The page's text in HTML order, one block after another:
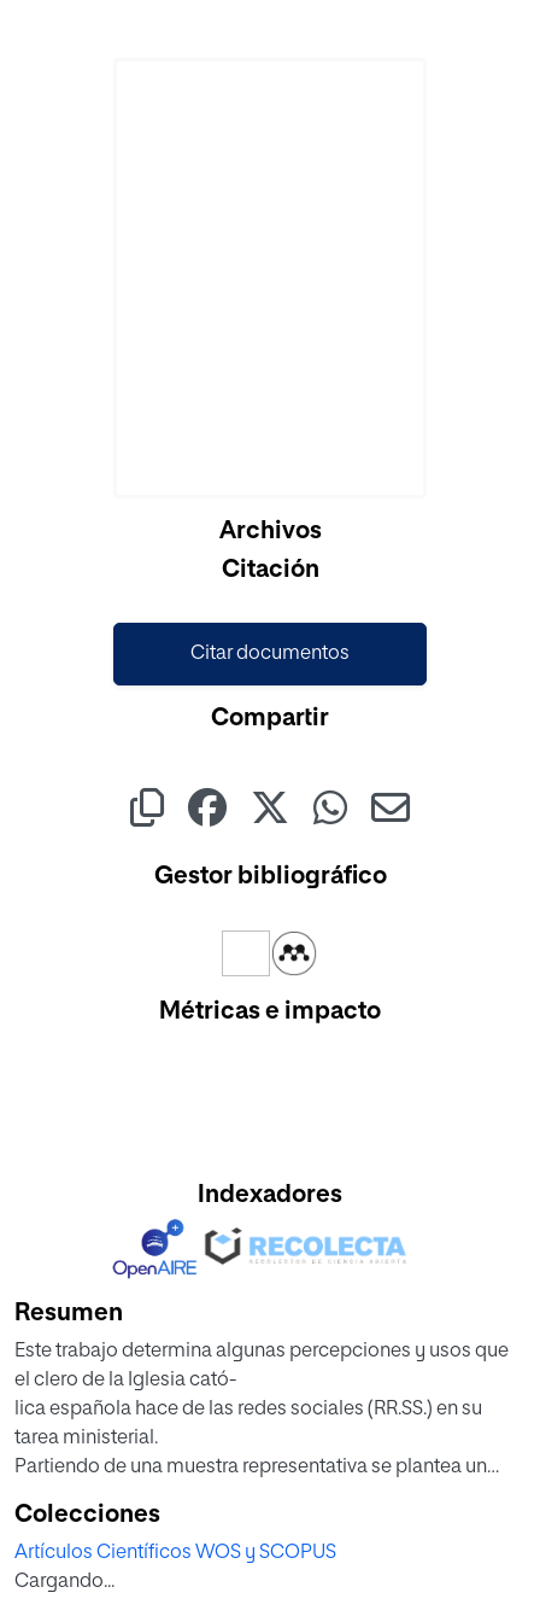
Archivos
Citación
Citar documentos
Compartir
Gestor bibliográfico
Métricas e impacto
Indexadores
Resumen
Este trabajo determina algunas percepciones y usos que
el clero de la Iglesia cató-
lica española hace de las redes sociales (RR.SS.) en su
tarea ministerial.
Partiendo de una muestra representativa se plantea un
queda evidenciado tanto que los clérigos disponen de
medios suficientes para su activi-
dad, como cuáles son los usos y espacios habituales en
Colecciones
Artículos Científicos WOS y SCOPUS
Cargando...